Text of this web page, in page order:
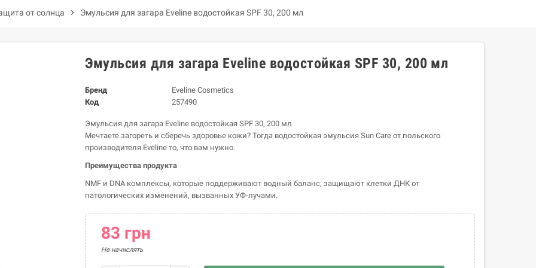
от солнца chevron_right Эмульсия для загара Eveline водостойкая SPF 30, 200 мл
Эмульсия для загара Eveline водостойкая SPF 30, 200 мл
Бренд
Eveline Cosmetics
Код
257490
Эмульсия для загара Eveline водостойкая SPF 30, 200 мл
Мечтаете загореть и сберечь здоровье кожи? Тогда водостойкая эмульсия Sun Care от польского
производителя Eveline то, что вам нужно.
Преимущества продукта
NMF и DNA комплексы, которые поддерживают водный баланс, защищают клетки ДНК от
патологических изменений, вызванных УФ-лучами.
83 грн
Не начислять